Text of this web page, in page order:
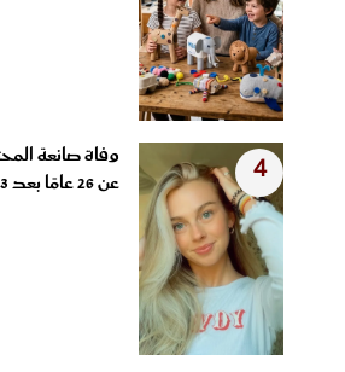
4
وفاة صانعة
عن 26 عامًا بعد 3 سنوات...